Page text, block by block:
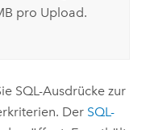
pro Upload.
SQL-Ausdrücke zur
Der SQL-